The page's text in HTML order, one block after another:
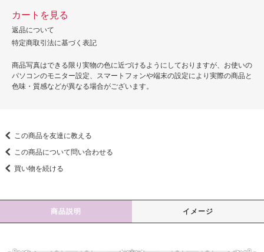
カートを見る
返品について
特定商取引法に基づく表記
商品写真はできる限り実物の色に近づけるようにしておりますが、お使いの
パソコンのモニター設定、スマートフォンや端末の設定により実際の商品と
色味・質感などが異なる場合がございます。
この商品を友達に教える
この商品について問い合わせる
買い物を続ける
商品説明 イメージ